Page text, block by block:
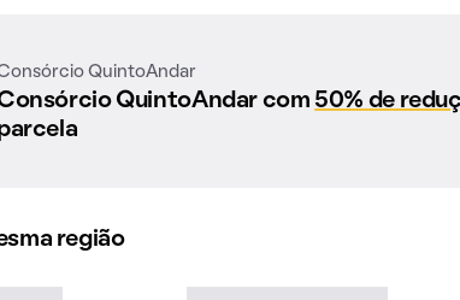
QuintoAndar
QuintoAndar com 50% de
região